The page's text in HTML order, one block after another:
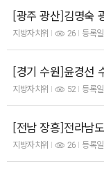
지방자치위 26 등록일
지방자치위 52 등록일
지방자치위 26 등록일